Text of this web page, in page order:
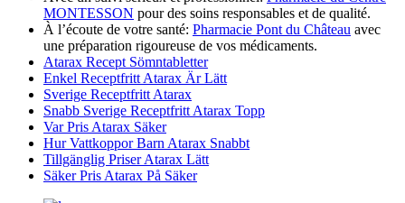
MONTESSON pour des soins responsables et de qualité.
À l’écoute de votre santé: Pharmacie Pont du Château avec
une préparation rigoureuse de vos médicaments.
Atarax Recept Sömntabletter
Enkel Receptfritt Atarax Är Lätt
Sverige Receptfritt Atarax
Snabb Sverige Receptfritt Atarax Topp
Var Pris Atarax Säker
Hur Vattkoppor Barn Atarax Snabbt
Tillgänglig Priser Atarax Lätt
Säker Pris Atarax På Säker